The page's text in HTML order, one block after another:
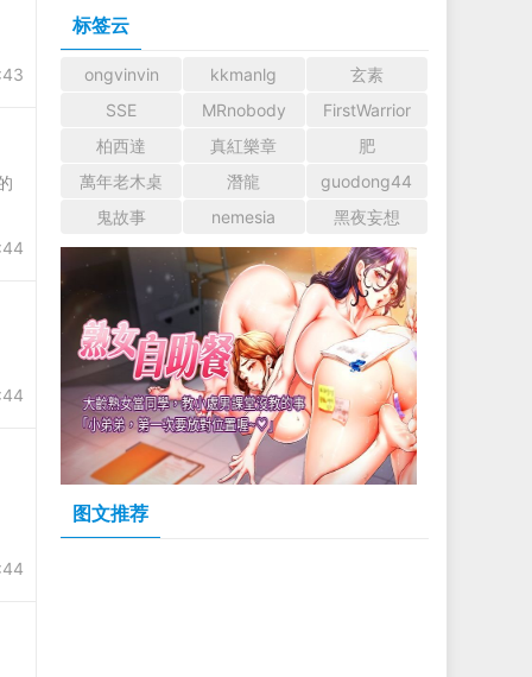
标签云
ongvinvin kkmanlg
玄素
SSE
MRnobody
FirstWarrior
柏西達
真紅樂章
肥
萬年老木桌
潛龍
guodong44
鬼故事
nemesia 黑夜妄想
图文推荐